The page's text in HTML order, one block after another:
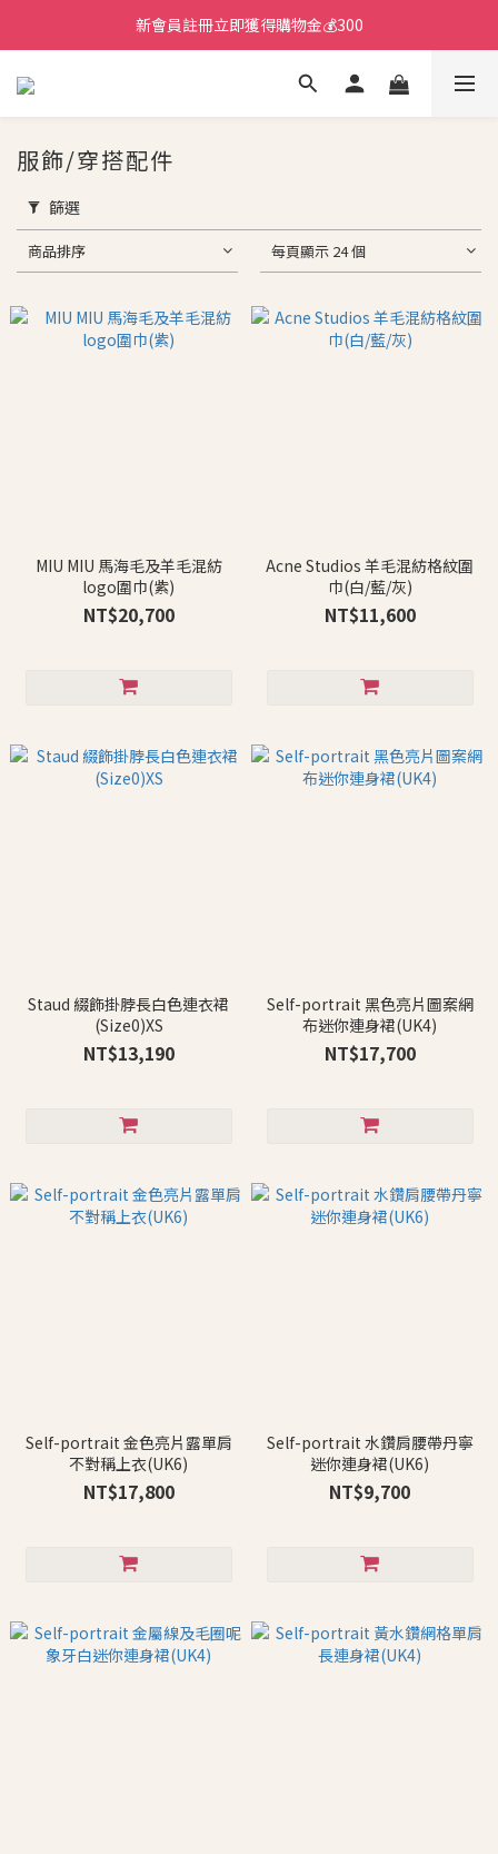
新會員註冊立即獲得購物金💰300
服飾/穿搭配件
篩選
商品排序 每頁顯示 24 個
MIU MIU 馬海毛及羊毛混紡
logo圍巾(紫)
NT$20,700
Acne Studios 羊毛混紡格紋圍
巾(白/藍/灰)
NT$11,600
Staud 綴飾掛脖長白色連衣裙
(Size0)XS
NT$13,190
Self-portrait 黑色亮片圖案網
布迷你連身裙(UK4)
NT$17,700
Self-portrait 金色亮片露單肩
不對稱上衣(UK6)
NT$17,800
Self-portrait 水鑽肩腰帶丹寧
迷你連身裙(UK6)
NT$9,700